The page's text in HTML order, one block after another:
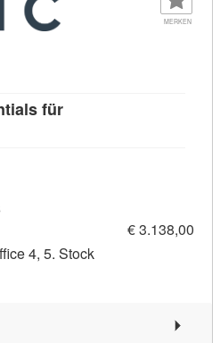
MERKEN
für
Cybersecurity Essentials
€ 3.138,00
4, 5. Stock